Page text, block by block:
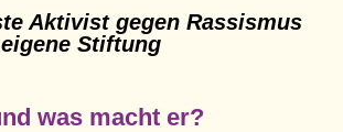
Aktivist gegen Rassismus
Stiftung
was macht er?